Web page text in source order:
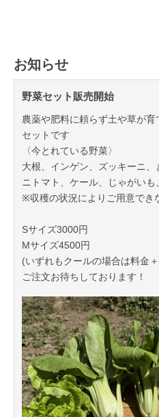
お知らせ
野菜セット販売開始
農薬や肥料に頼らず土や草が
セットです
〈今とれている野菜〉
大根、インゲン、ズッキーニ、
ニトマト、ケール、じゃがいも
※収穫の状況によりご用意でき
Sサイズ3000円
Mサイズ4500円
(いずれもクールの場合は料金
ご注文お待ちしております！